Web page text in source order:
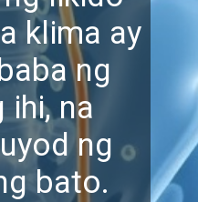
klima ay
ng
ihi, na
ng
bato.